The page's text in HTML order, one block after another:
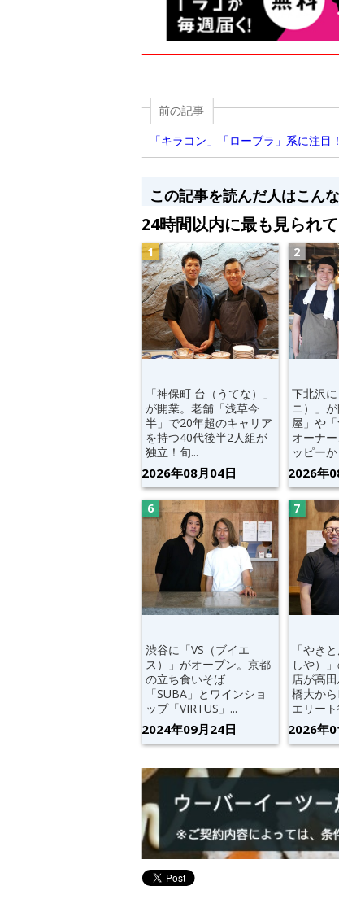
前の記事
「キラコン」「ローブラ」系に注目！
この記事を読んだ人はこん
24時間以内に最も見られ
「神保町 台（うてな）」
が開業。老舗「浅草今
半」で20年超のキャリア
を持つ40代後半2人組が
独立！旬...
2026年08月04日
下北沢
ニ）」
屋」や
オーナ
ッピー
2026年
渋谷に「VS（ブイエ
ス）」がオープン。京都
の立ち食いそば
「SUBA」とワインショ
ップ「VIRTUS」...
2024年09月24日
「やき
しや）
店が高
橋大か
エリート
2026年